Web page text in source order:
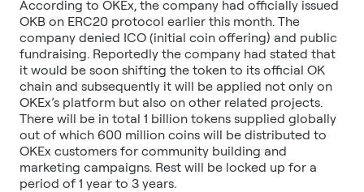
According to OKEx, the company had officially issued
OKB on ERC20 protocol earlier this month. The
company denied ICO (initial coin offering) and public
fundraising. Reportedly the company had stated that
it would be soon shifting the token to its official OK
chain and subsequently it will be applied not only on
OKEx’s platform but also on other related projects.
There will be in total 1 billion tokens supplied globally
out of which 600 million coins will be distributed to
OKEx customers for community building and
marketing campaigns. Rest will be locked up for a
period of 1 year to 3 years.